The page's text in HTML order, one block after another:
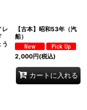
レ
う
【古本】昭和53年（汽
船）
2,000円(税込)
カートに入れる